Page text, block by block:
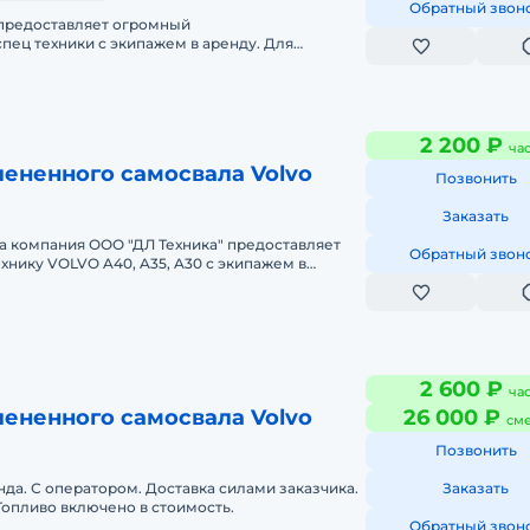
огромный
техники с экипажем в аренду. Для
Обратный
самосвала Volvo
ООО "ДЛ Техника" предоставляет
VOLVO A40, A35, A30 с экипажем в
2 200 ₽ час
Позвонить
Заказать
Обратный
самосвала Volvo
С оператором. Доставка силами заказчика.
включено в стоимость.
2 600 ₽ час
26 000 ₽
Позвонить
Заказать
Обратный